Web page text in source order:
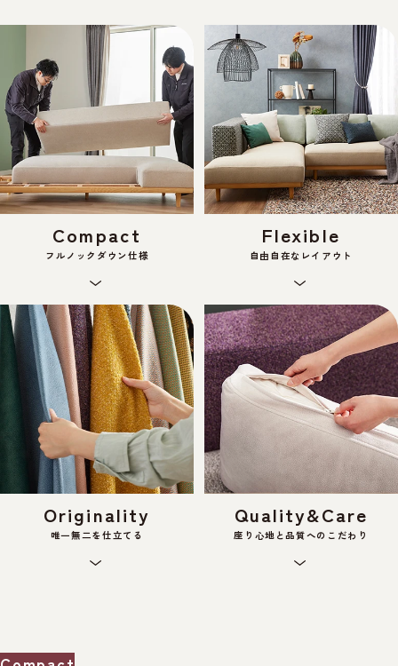
Compact
フルノックダウン仕様
Flexible
自由自在なレイアウト
Originality
唯一無二を仕立てる
Quality&Care
座り心地と品質へのこだわり